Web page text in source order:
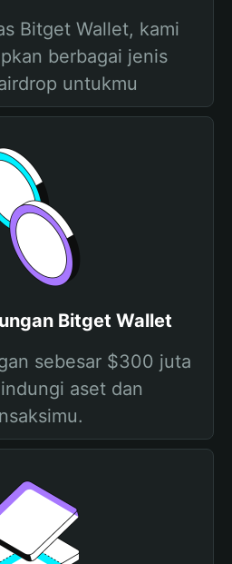
Bitget Wallet, kami
berbagai jenis
untukmu
Bitget Wallet
sebesar $300 juta
aset dan